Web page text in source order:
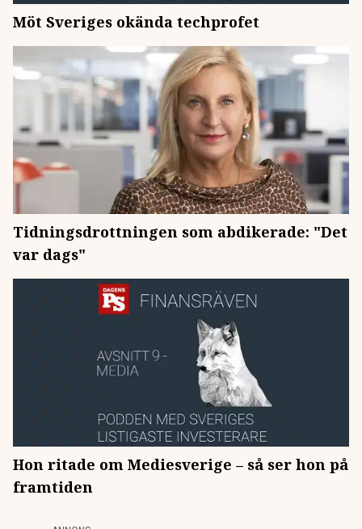
Möt Sveriges okända techprofet
Tidningsdrottningen som abdikerade: "Det
var dags"
Hon ritade om Mediesverige – så ser hon på
framtiden